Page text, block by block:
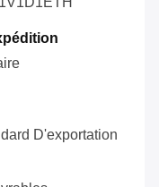
D'exportation